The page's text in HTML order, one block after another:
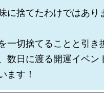
に捨てたわけではあり
一切捨てることと引き
数日に渡る開運イベン